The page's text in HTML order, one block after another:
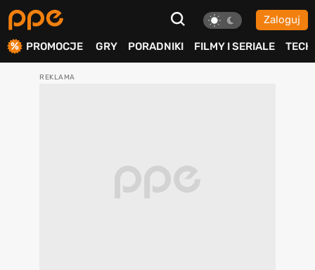
Zaloguj
PROMOCJE GRY PORADNIKI FILMY I SERIALE TECH